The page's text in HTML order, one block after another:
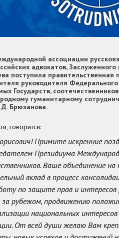
ассоциации
адвокатов,
поступила правительственная
руководителя
Государств,
гуманитарному
Брюханова.
говорится:
Примите искренние
Президиума
Ваше объединение
вклад в процесс
по защите прав и интересов
рубежом, продвижению
национальных интересов
От всей души желаю Вам